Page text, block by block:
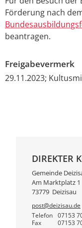
Förderung nach
beantragen.
Freigabevermerk
29.11.2023;
DIREKTER
Gemeinde
Am Marktplatz 1
73779 Deizisau
post@deizisau.de
Telefon
07153
Fax 07153